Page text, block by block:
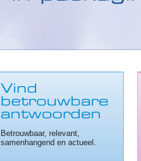
Vind
betrouwbare
antwoorden
Betrouwbaar, relevant,
samenhangend en actueel.